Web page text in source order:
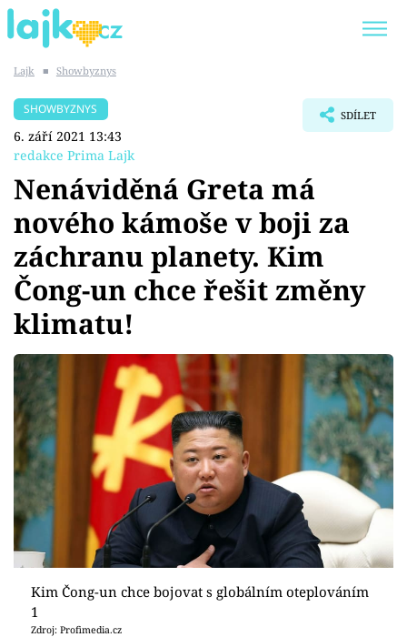
SHOPAHOLICADEL
Témata
Showbyznys
Youtubeři
Virály
Sex a vztahy
Videa
Sledujte prima+
Přihlášení
Sledujte nás
Lajk ■ Showbyznys
SHOWBYZNYS
6. září 2021 13:43
redakce Prima Lajk
SDÍLET
Nenáviděná Greta má
nového kámoše v boji za
záchranu planety. Kim
Čong-un chce řešit změny
klimatu!
Kim Čong-un chce bojovat s globálním oteplováním
1
Zdroj: Profimedia.cz